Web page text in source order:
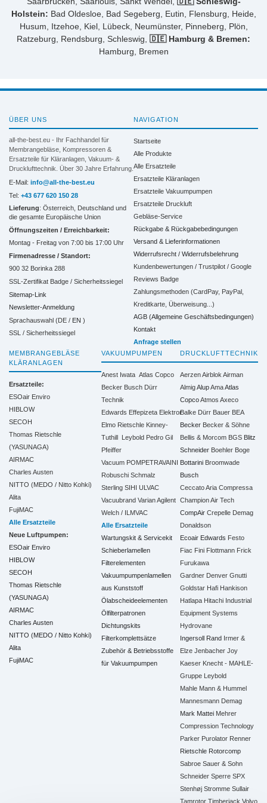
Holstein: Bad Oldesloe, Bad Segeberg, Eutin, Flensburg, Heide,
Husum, Itzehoe, Kiel, Lübeck, Neumünster, Pinneberg, Plön,
Ratzeburg, Rendsburg, Schleswig, 🇩🇪 Hamburg & Bremen:
Hamburg, Bremen
ÜBER UNS
all-the-best.eu - Ihr Fachhandel für
Membrangebläse, Kompressoren &
Ersatzteile für Kläranlagen, Vakuum- &
Drucklufttechnik. Über 30 Jahre Erfahrung.
E-Mail: info@all-the-best.eu
Tel: +43 677 620 150 28
Lieferung: Österreich, Deutschland und
die gesamte Europäische Union
Öffnungszeiten / Erreichbarkeit:
Montag - Freitag von 7:00 bis 17:00 Uhr
Firmenadresse / Standort:
900 32 Borinka 288
SSL-Zertifikat Badge / Sicherheitssiegel
Sitemap-Link
Newsletter-Anmeldung
Sprachauswahl (DE / EN )
SSL / Sicherheitssiegel
NAVIGATION
Startseite
Alle Produkte
Alle Ersatzteile
Ersatzteile Kläranlagen
Ersatzteile Vakuumpumpen
Ersatzteile Druckluft
Gebläse-Service
Rückgabe & Rückgabebedingungen
Versand & Lieferinformationen
Widerrufsrecht / Widerrufsbelehrung
Kundenbewertungen / Trustpilot / Google
Reviews Badge
Zahlungsmethoden (CardPay, PayPal,
Kreditkarte, Überweisung...)
AGB (Allgemeine Geschäftsbedingungen)
Kontakt
Anfrage stellen
MEMBRANGEBLÄSE
KLÄRANLAGEN
Ersatzteile:
ESOair Enviro
HIBLOW
SECOH
Thomas Rietschle
(YASUNAGA)
AIRMAC
Charles Austen
NITTO (MEDO / Nitto Kohki)
Alita
FujiMAC
Alle Ersatzteile
Neue Luftpumpen:
ESOair Enviro
HIBLOW
SECOH
Thomas Rietschle
(YASUNAGA)
AIRMAC
Charles Austen
NITTO (MEDO / Nitto Kohki)
Alita
FujiMAC
VAKUUMPUMPEN
Anest Iwata Atlas Copco
Becker Busch Dürr
Technik
Edwards Effepizeta Elektror
Elmo Rietschle Kinney-
Tuthill Leybold Pedro Gil
Pfeiffer
Vacuum POMPETRAVAINI
Robuschi Schmalz
Sterling SIHI ULVAC
Vacuubrand Varian Agilent
Welch / ILMVAC
Alle Ersatzteile
Wartungskit & Servicekit
Schieberlamellen
Filterelementen
Vakuumpumpenlamellen
aus Kunststoff
Ölabscheideelementen
Ölfilterpatronen
Dichtungskits
Filterkomplettsätze
Zubehör & Betriebsstoffe
für Vakuumpumpen
DRUCKLUFTTECHNIK
AerzenAirblok Airman
Almig Alup Ama Atlas
Copco Atmos Axeco
Balke Dürr Bauer BEA
Becker Becker & Söhne
Bellis & Morcom BGS Blitz
Schneider Boehler Boge
Bottarini Broomwade
Busch
Ceccato Aria Compressa
Champion Air Tech
CompAir Crepelle Demag
Donaldson
Ecoair Edwards Festo
Fiac Fini Flottmann Frick
Furukawa
Gardner Denver Gnutti
Goldstar Hafi Hankison
Hatlapa Hitachi Industrial
Equipment Systems
Hydrovane
Ingersoll Rand Irmer &
Elze Jenbacher Joy
Kaeser Knecht - MAHLE-
Gruppe Leybold
Mahle Mann & Hummel
Mannesmann Demag
Mark Mattei Mehrer
Compression Technology
Parker Purolator Renner
Rietschle Rotorcomp
Sabroe Sauer & Sohn
Schneider Sperre SPX
Stenhøj Stromme Sullair
Tamrotor Timberjack Volvo